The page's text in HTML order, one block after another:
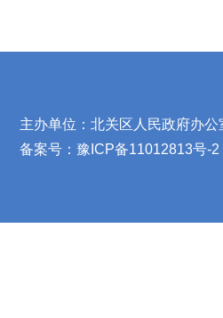
主办单位：北关区人民政府办
备案号： 豫ICP备11012813号-2